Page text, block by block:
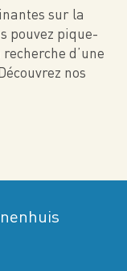
sur la
pouvez pique-
d’une
nos